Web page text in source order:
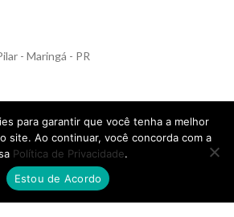
- Maringá - PR
Sanvitto - Caxias do Sul - RS
para garantir que você tenha a melhor
site. Ao continuar, você concorda com a
Política de Privacidade.
Estou de Acordo